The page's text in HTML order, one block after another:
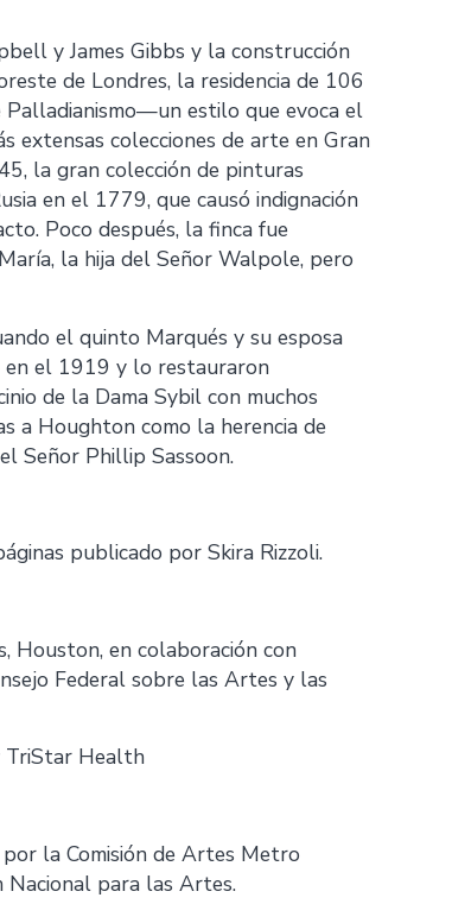
y James Gibbs y la construcción
de Londres, la residencia de 106
Palladianismo—un estilo que evoca el
extensas colecciones de arte en Gran
la gran colección de pinturas
en el 1779, que causó indignación
Poco después, la finca fue
la hija del Señor Walpole, pero
el quinto Marqués y su esposa
en el 1919 y lo restauraron
de la Dama Sybil con muchos
a Houghton como la herencia de
Señor Phillip Sassoon.
publicado por Skira Rizzoli.
Houston, en colaboración con
Federal sobre las Artes y las
TriStar Health
la Comisión de Artes Metro
Nacional para las Artes.